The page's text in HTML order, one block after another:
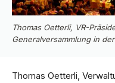
Thomas Oetterli, VR-
Generalversammlung in
Thomas Oetterli,